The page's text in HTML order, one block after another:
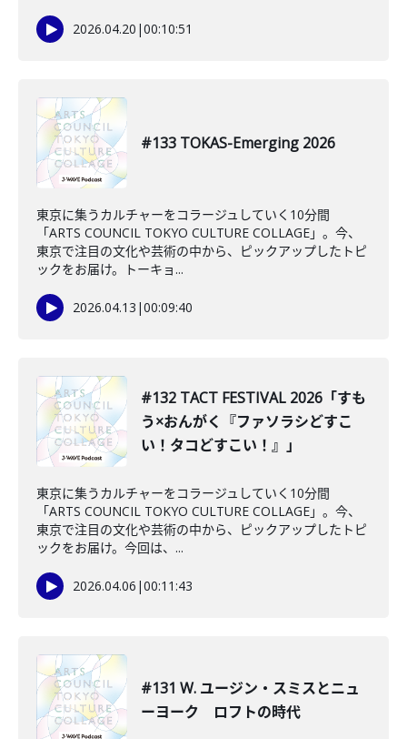
2026.04.20 |00:10:51
#133 TOKAS-Emerging 2026
東京に集うカルチャーをコラージュしていく10分間
「ARTS COUNCIL TOKYO CULTURE COLLAGE」。今、
東京で注目の文化や芸術の中から、ピックアップしたトピ
ックをお届け。トーキョ...
2026.04.13 |00:09:40
#132 TACT FESTIVAL 2026「すも
う×おんがく『ファソラシどすこ
い！タコどすこい！』」
東京に集うカルチャーをコラージュしていく10分間
「ARTS COUNCIL TOKYO CULTURE COLLAGE」。今、
東京で注目の文化や芸術の中から、ピックアップしたトピ
ックをお届け。今回は、...
2026.04.06 |00:11:43
#131 W. ユージン・スミスとニュ
ーヨーク ロフトの時代